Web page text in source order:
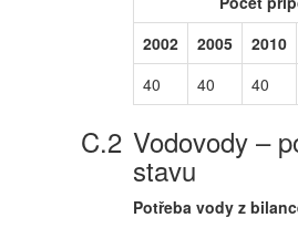
2002
2005 2010
40
40 40
Vodovody –
stavu
Potřeba vody z